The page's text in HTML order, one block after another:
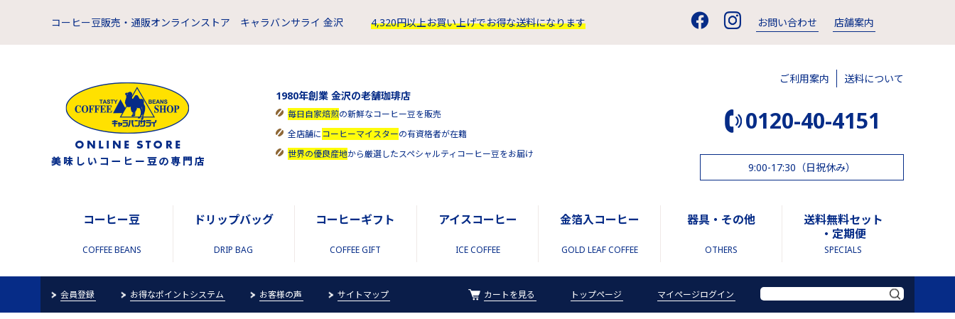
コーヒー豆販売・通販オンラインストア キャラバンサライ 金沢 4,320円以上お買い上げでお得な送料になります お問い合わせ 店舗案内
1980年創業 金沢の老舗珈琲店
毎日自家焙煎の新鮮なコーヒー豆を販売
全店舗にコーヒーマイスターの有資格者が在籍
世界の優良産地から厳選したスペシャルティコーヒー豆をお届け
ご利用案内 送料について
0120-40-4151
9:00-17:30（日祝休み）
コーヒー豆
COFFEE BEANS
ドリップバッグ
DRIP BAG
コーヒーギフト
COFFEE GIFT
アイスコーヒー
ICE COFFEE
金箔入コーヒー
GOLD LEAF COFFEE
器具・その他
OTHERS
送料無料セット
・定期便
SPECIALS
会員登録 お得なポイントシステム お客様の声 サイトマップ カートを見る トップページ マイページログイン